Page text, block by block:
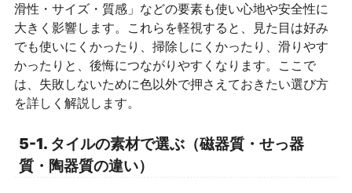
滑性・サイズ・質感」などの要素も使い心地や安全性に
大きく影響します。これらを軽視すると、見た目は好み
でも使いにくかったり、掃除しにくかったり、滑りやす
かったりと、後悔につながりやすくなります。ここで
は、失敗しないために色以外で押さえておきたい選び方
を詳しく解説します。
5-1. タイルの素材で選ぶ（磁器質・せっ器
質・陶器質の違い）